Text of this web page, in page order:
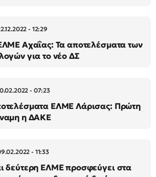
- 12:29
Αχαΐας: Τα αποτελέσματα των
για το νέο ΔΣ
- 07:23
ΕΛΜΕ Λάρισας: Πρώτη
η ΔΑΚΕ
- 11:33
δεύτερη ΕΛΜΕ προσφεύγει στα